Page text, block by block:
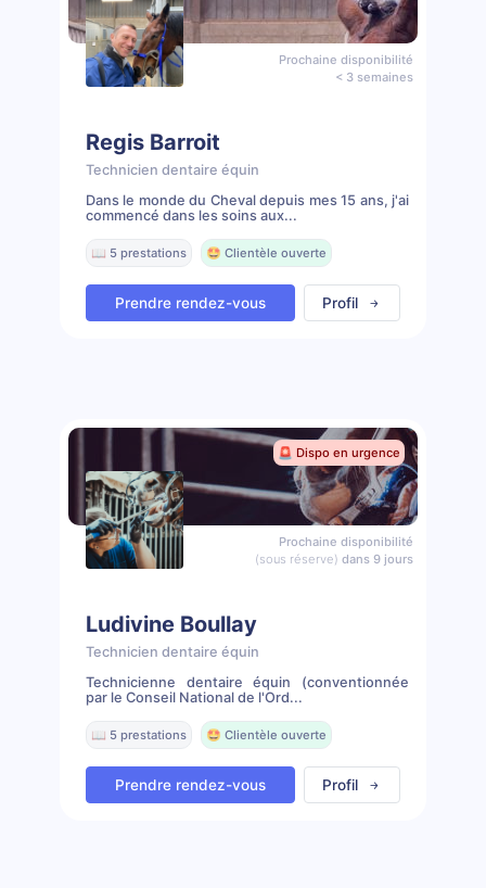
Prochaine disponibilité
< 3 semaines
Regis Barroit
Technicien dentaire équin
Dans le monde du Cheval depuis mes 15 ans, j'ai
commencé dans les soins aux...
📖 5 prestations 🤩 Clientèle ouverte
Prendre rendez-vous Profil
🚨 Dispo en urgence
Prochaine disponibilité
(sous réserve) dans 9 jours
Ludivine Boullay
Technicien dentaire équin
Technicienne dentaire équin (conventionnée
par le Conseil National de l'Ord...
📖 5 prestations 🤩 Clientèle ouverte
Prendre rendez-vous Profil